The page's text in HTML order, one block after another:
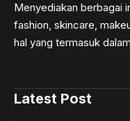
Menyediakan berbagai
fashion, skincare,
hal yang termasuk
Latest Post